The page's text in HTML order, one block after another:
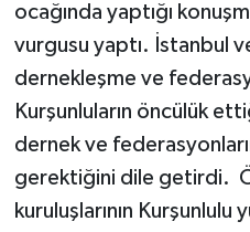
ocağında yaptığı
vurgusu yaptı. İstanbul
dernekleşme ve
Kurşunluların öncülük
dernek ve
gerektiğini dile getirdi.
kuruluşlarının